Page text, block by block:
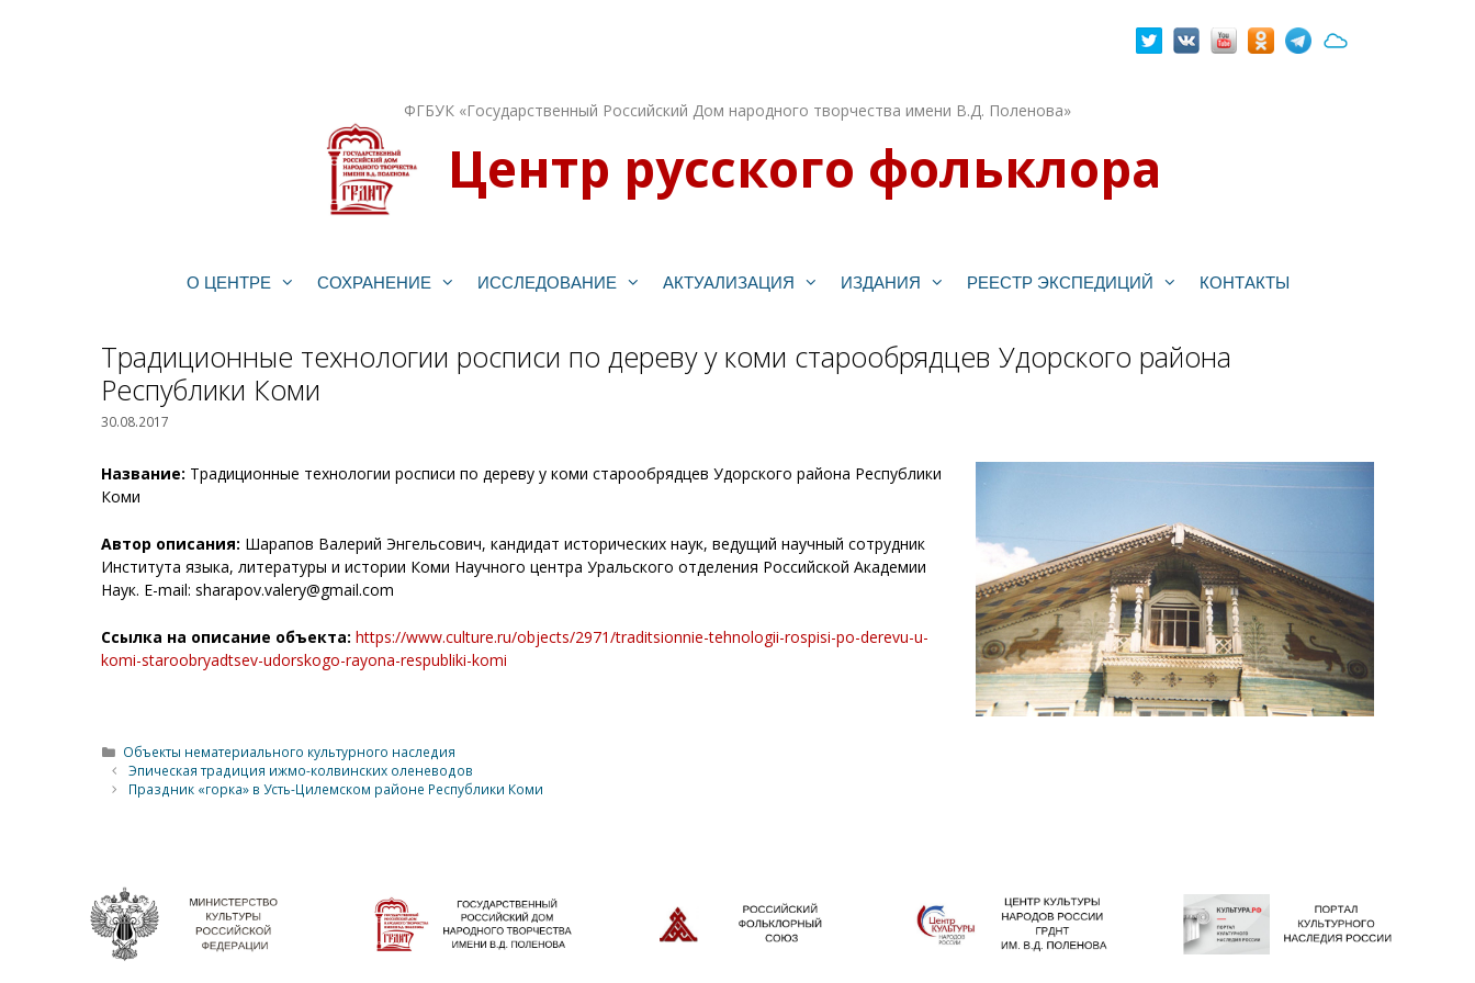
ФГБУК «Государственный Российский Дом народного творчества имени В.Д. Поленова»
Центр русского фольклора
О ЦЕНТРЕ СОХРАНЕНИЕ ИССЛЕДОВАНИЕ АКТУАЛИЗАЦИЯ ИЗДАНИЯ РЕЕСТР ЭКСПЕДИЦИЙ КОНТАКТЫ
Традиционные технологии росписи по дереву у коми старообрядцев Удорского района
Республики Коми
30.08.2017
Название: Традиционные технологии росписи по дереву у коми старообрядцев Удорского района Республики
Коми
Автор описания: Шарапов Валерий Энгельсович, кандидат исторических наук, ведущий научный сотрудник
Института языка, литературы и истории Коми Научного центра Уральского отделения Российской Академии
Наук. E-mail: sharapov.valery@gmail.com
Ссылка на описание объекта: https://www.culture.ru/objects/2971/traditsionnie-tehnologii-rospisi-po-derevu-u-
komi-staroobryadtsev-udorskogo-rayona-respubliki-komi
Рубрики
Объекты нематериального культурного наследия
Эпическая традиция ижмо-колвинских оленеводов
Праздник «горка» в Усть-Цилемском районе Республики Коми